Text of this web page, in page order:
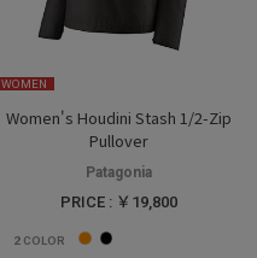
WOMEN
Women's Houdini Stash 1/2-Zip
Pullover
Patagonia
PRICE : ￥19,800
2COLOR